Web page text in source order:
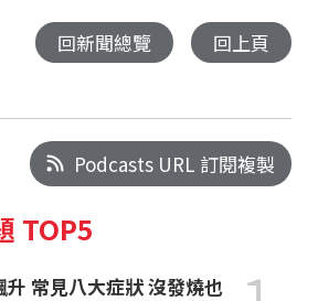
回新聞總覽 回上頁
Podcasts URL 訂閱複製
TOP5